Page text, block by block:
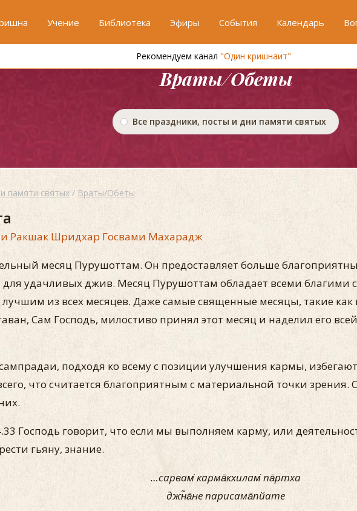
Учение Библиотека Эфиры События Календарь
Рекомендуем канал "Один кришнаит"
Враты/Обеты
Все праздники, посты и дни памяти святых
памяти святых / Враты/Обеты
Ракшак Шридхар Госвами Махарадж
месяц Пурушоттам. Он предоставляет больше
удачливых джив. Месяц Пурушоттам обладает всеми благими
из всех месяцев. Даже самые священные месяцы, такие
Сам Господь, милостиво принял этот месяц и наделил его
подходя ко всему с позиции улучшения кармы,
что считается благоприятным с материальной точки
Господь говорит, что если мы выполняем карму, или
гьяну, знание.
…сарвам̇ карма̄кхилам̇ па̄ртха
джн̃а̄не парисама̄пйате